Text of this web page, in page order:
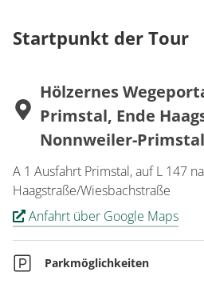
Startpunkt der Tour
Hölzernes
Primstal, Ende
Nonnweiler-Primstal
A 1 Ausfahrt Primstal, auf L 147
Haagstraße/Wiesbachstraße
Anfahrt über Google Maps
Parkmöglichkeiten